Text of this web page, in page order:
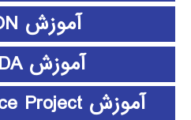
آموزش LUMION
آموزش MAXQDA
آموزش Microsoft Office Project